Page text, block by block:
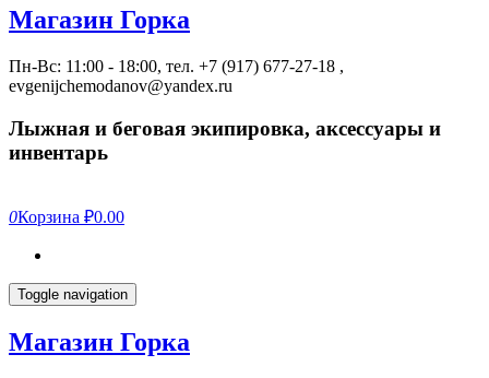
Магазин Горка
Пн-Вс: 11:00 - 18:00, тел. +7 (917) 677-27-18 ,
evgenijchemodanov@yandex.ru
Лыжная и беговая экипировка, аксессуары и
инвентарь
0Корзина ₽0.00
Toggle navigation
Магазин Горка